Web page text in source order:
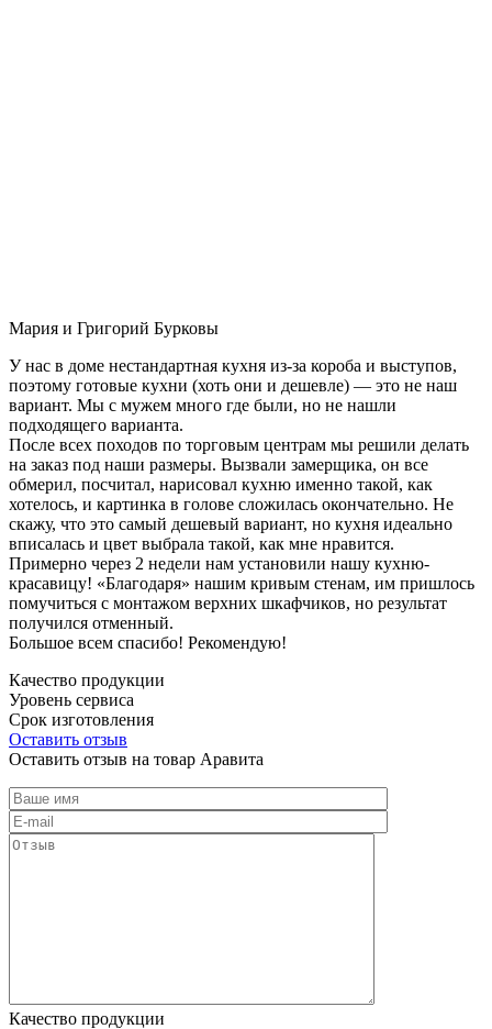
Мария и Григорий Бурковы
У нас в доме нестандартная кухня из-за короба и выступов,
поэтому готовые кухни (хоть они и дешевле) — это не наш
вариант. Мы с мужем много где были, но не нашли
подходящего варианта.
После всех походов по торговым центрам мы решили делать
на заказ под наши размеры. Вызвали замерщика, он все
обмерил, посчитал, нарисовал кухню именно такой, как
хотелось, и картинка в голове сложилась окончательно. Не
скажу, что это самый дешевый вариант, но кухня идеально
вписалась и цвет выбрала такой, как мне нравится.
Примерно через 2 недели нам установили нашу кухню-
красавицу! «Благодаря» нашим кривым стенам, им пришлось
помучиться с монтажом верхних шкафчиков, но результат
получился отменный.
Большое всем спасибо! Рекомендую!
Качество продукции
Уровень сервиса
Срок изготовления
Оставить отзыв
Оставить отзыв на товар Аравита
Качество продукции